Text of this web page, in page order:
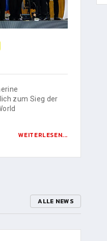
zum Sieg der
WEITERLESEN...
ALLE NEWS